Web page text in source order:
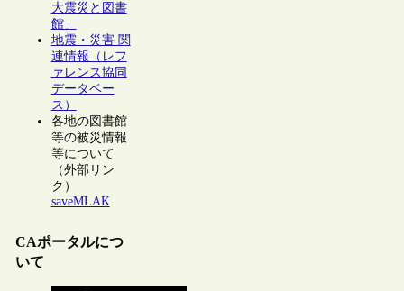
大震災と図書
館」
地震・災害 関
連情報（レフ
ァレンス協同
データベー
ス）
各地の図書館
等の被災情報
等について
（外部リン
ク）
saveMLAK
CAポータルにつ
いて